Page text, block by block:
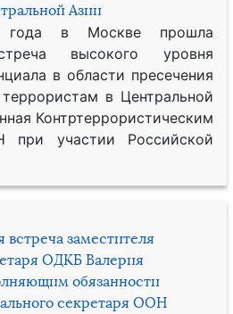
Азии
в Москве прошла
высокого уровня
в области пресечения
в Центральной
Контртеррористическим
при участии Российской
встреча заместителя
ОДКБ Валерия
обязанности
секретаря ООН